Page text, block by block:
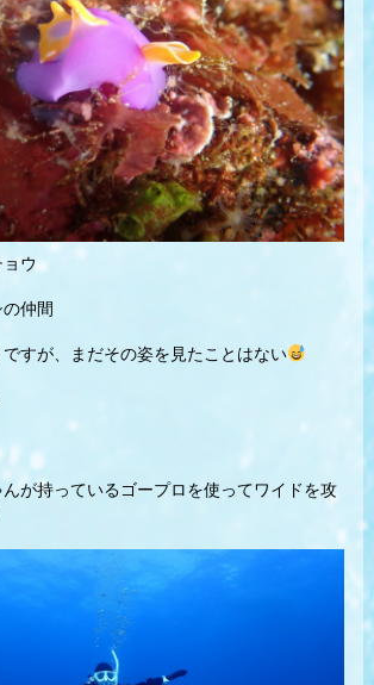
ウ
仲間
すが、まだその姿を見たことはない
が持っているゴープロを使ってワイドを攻